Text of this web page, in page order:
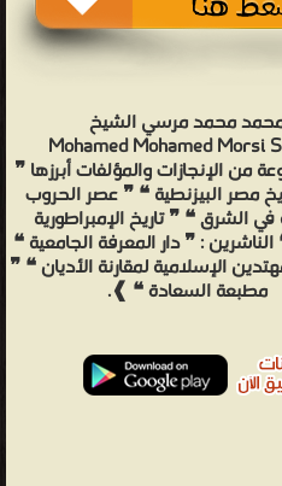
محمد مرسي الشيخ
Mohamed Mohamed Morsi
من الإنجازات والمؤلفات أبرزها ❞
مصر البيزنطية ❝ ❞ عصر الحروب
في الشرق ❝ ❞ تاريخ الإمبراطورية
الناشرين : ❞ دار المعرفة الجامعية ❝
الإسلامية لمقارنة الأديان ❝ ❞
مطبعة السعادة ❝ ❱.